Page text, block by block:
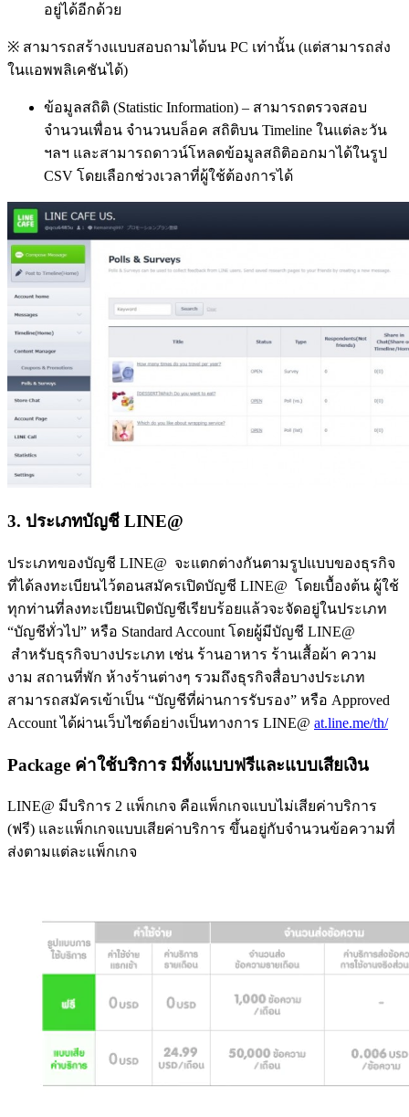
อยู่ได้อีกด้วย
※ สามารถสร้างแบบสอบถามได้บน PC เท่านั้น (แต่สามารถส่ง
ในแอพพลิเคชันได้)
ข้อมูลสถิติ (Statistic Information) – สามารถตรวจสอบ
จำนวนเพื่อน จำนวนบล็อค สถิติบน Timeline ในแต่ละวัน
ฯลฯ และสามารถดาวน์โหลดข้อมูลสถิติออกมาได้ในรูป
CSV โดยเลือกช่วงเวลาที่ผู้ใช้ต้องการได้
3. ประเภทบัญชี LINE@
ประเภทของบัญชี LINE@ จะแตกต่างกันตามรูปแบบของธุรกิจ
ที่ได้ลงทะเบียนไว้ตอนสมัครเปิดบัญชี LINE@ โดยเบื้องต้น ผู้ใช้
ทุกท่านที่ลงทะเบียนเปิดบัญชีเรียบร้อยแล้วจะจัดอยู่ในประเภท
“บัญชีทั่วไป” หรือ Standard Account โดยผู้มีบัญชี LINE@
สำหรับธุรกิจบางประเภท เช่น ร้านอาหาร ร้านเสื้อผ้า ความ
งาม สถานที่พัก ห้างร้านต่างๆ รวมถึงธุรกิจสื่อบางประเภท
สามารถสมัครเข้าเป็น “บัญชีที่ผ่านการรับรอง” หรือ Approved
Account ได้ผ่านเว็บไซต์อย่างเป็นทางการ LINE@ at.line.me/th/
Package ค่าใช้บริการ มีทั้งแบบฟรีและแบบเสียเงิน
LINE@ มีบริการ 2 แพ็กเกจ คือแพ็กเกจแบบไม่เสียค่าบริการ
(ฟรี) และแพ็กเกจแบบเสียค่าบริการ ขึ้นอยู่กับจำนวนข้อความที่
ส่งตามแต่ละแพ็กเกจ